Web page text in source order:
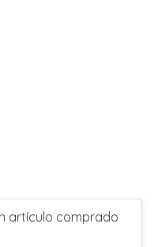
artículo comprado